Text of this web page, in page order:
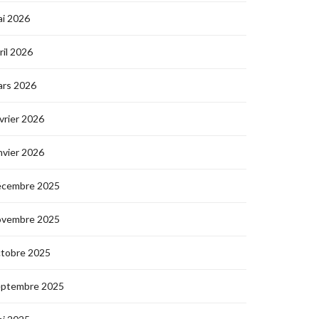
2026
2026
2026
2026
2026
2025
2025
2025
2025